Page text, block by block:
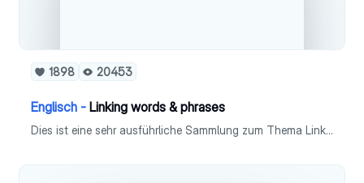
1898 20453
Englisch - Linking words & phrases
Dies ist eine sehr ausführliche Sammlung zum Thema Linking words & phrases in Fach Englisch (Leistungskurs). Linking words & phrases sind wichtig, um Sätze in einem Text stilvoll miteinander zu verbinden.